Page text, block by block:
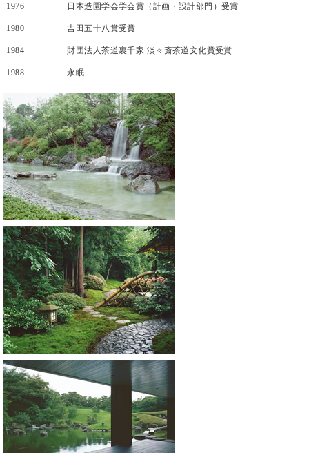
1976 日本造園学会学会賞（計画・設計部門）受賞
1980 吉田五十八賞受賞
1984 財団法人茶道裏千家 淡々斎茶道文化賞受賞
1988 永眠